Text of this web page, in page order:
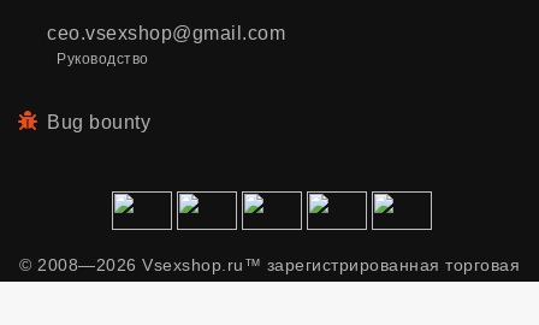
ceo.vsexshop@gmail.com
Руководство
Bug bounty
© 2008—2026 Vsexshop.ru™ зарегистрированная торговая